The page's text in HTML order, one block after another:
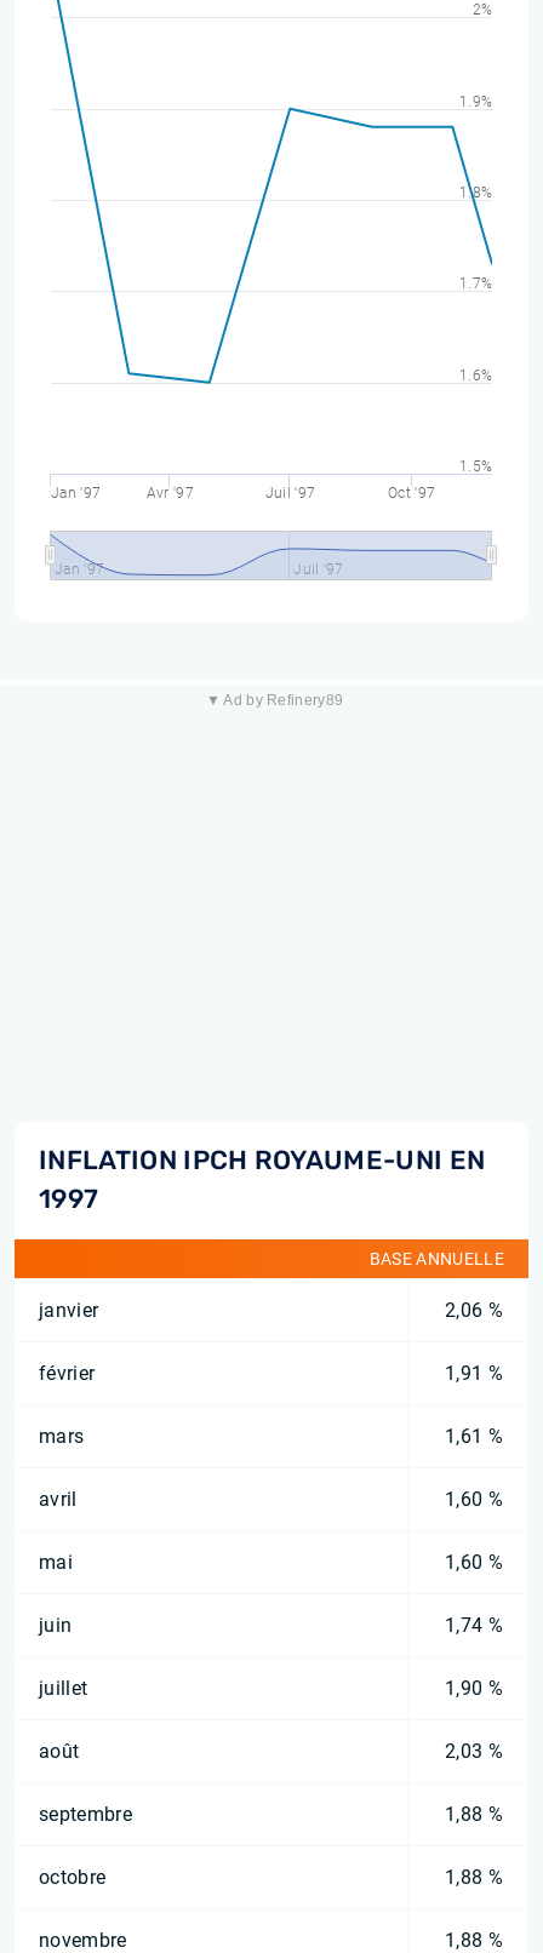
Jan '97 Avr '97 Juil '97 Oct '97
Jan '97 Juil '97
1.5%
1.6%
1.7%
1.8%
1.9%
2%
▼ Ad by Refinery89
INFLATION IPCH ROYAUME-UNI EN
1997
BASE ANNUELLE
janvier 2,06 %
février 1,91 %
mars 1,61 %
avril 1,60 %
mai 1,60 %
juin 1,74 %
juillet 1,90 %
août 2,03 %
septembre 1,88 %
octobre 1,88 %
novembre 1,88 %